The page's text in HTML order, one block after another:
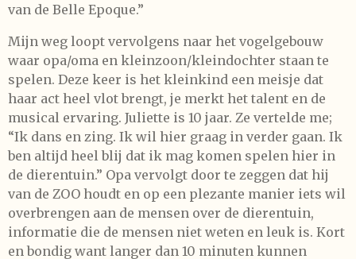
van de Belle Epoque.”
Mijn weg loopt vervolgens naar het vogelgebouw
waar opa/oma en kleinzoon/kleindochter staan te
spelen. Deze keer is het kleinkind een meisje dat
haar act heel vlot brengt, je merkt het talent en de
musical ervaring. Juliette is 10 jaar. Ze vertelde me;
“Ik dans en zing. Ik wil hier graag in verder gaan. Ik
ben altijd heel blij dat ik mag komen spelen hier in
de dierentuin.” Opa vervolgt door te zeggen dat hij
van de ZOO houdt en op een plezante manier iets wil
overbrengen aan de mensen over de dierentuin,
informatie die de mensen niet weten en leuk is. Kort
en bondig want langer dan 10 minuten kunnen